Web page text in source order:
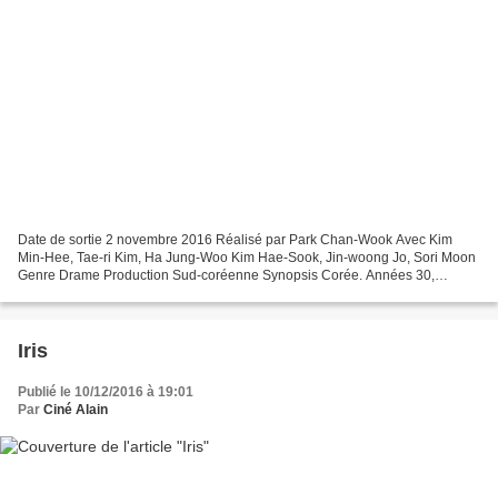
Date de sortie 2 novembre 2016 Réalisé par Park Chan-Wook Avec Kim
Min-Hee, Tae-ri Kim, Ha Jung-Woo Kim Hae-Sook, Jin-woong Jo, Sori Moon
Genre Drame Production Sud-coréenne Synopsis Corée. Années 30,
Iris
Publié le 10/12/2016 à 19:01
Par Ciné Alain